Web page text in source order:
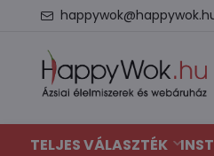
TELJES VÁLASZTÉK